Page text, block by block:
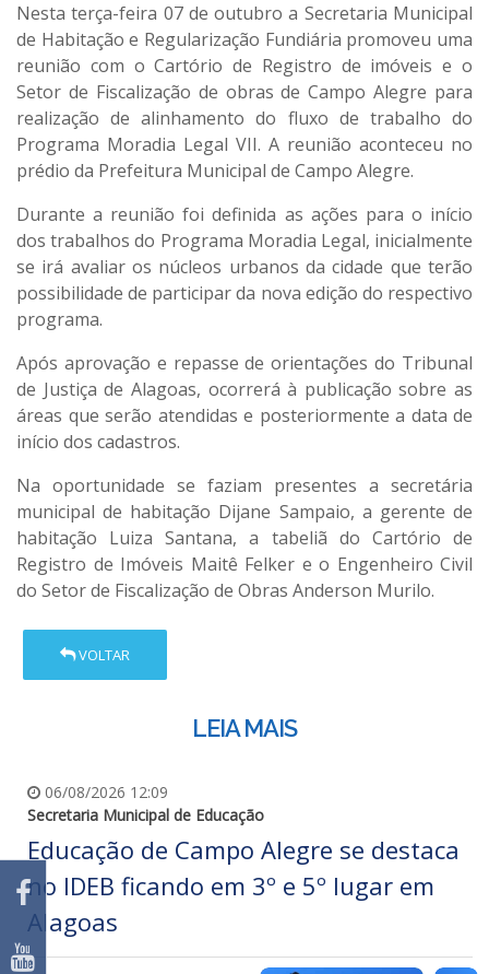
Nesta terça-feira 07 de outubro a Secretaria Municipal
de Habitação e Regularização Fundiária promoveu uma
reunião com o Cartório de Registro de imóveis e o
Setor de Fiscalização de obras de Campo Alegre para
realização de alinhamento do fluxo de trabalho do
Programa Moradia Legal VII. A reunião aconteceu no
prédio da Prefeitura Municipal de Campo Alegre.
Durante a reunião foi definida as ações para o início
dos trabalhos do Programa Moradia Legal, inicialmente
se irá avaliar os núcleos urbanos da cidade que terão
possibilidade de participar da nova edição do respectivo
programa.
Após aprovação e repasse de orientações do Tribunal
de Justiça de Alagoas, ocorrerá à publicação sobre as
áreas que serão atendidas e posteriormente a data de
início dos cadastros.
Na oportunidade se faziam presentes a secretária
municipal de habitação Dijane Sampaio, a gerente de
habitação Luiza Santana, a tabeliã do Cartório de
Registro de Imóveis Maitê Felker e o Engenheiro Civil
do Setor de Fiscalização de Obras Anderson Murilo.
VOLTAR
LEIA MAIS
06/08/2026 12:09
Secretaria Municipal de Educação
Educação de Campo Alegre se destaca
no IDEB ficando em 3º e 5º lugar em
Alagoas